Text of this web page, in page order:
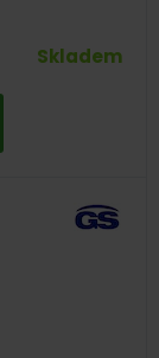
Skladem